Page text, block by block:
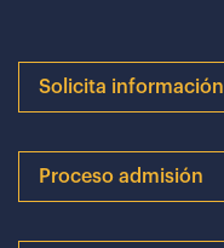
Solicita información
Proceso admisión